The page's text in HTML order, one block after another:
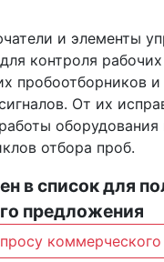
и элементы
контроля
пробоотборников и
От их
оборудования
отбора проб.
в список для
предложения